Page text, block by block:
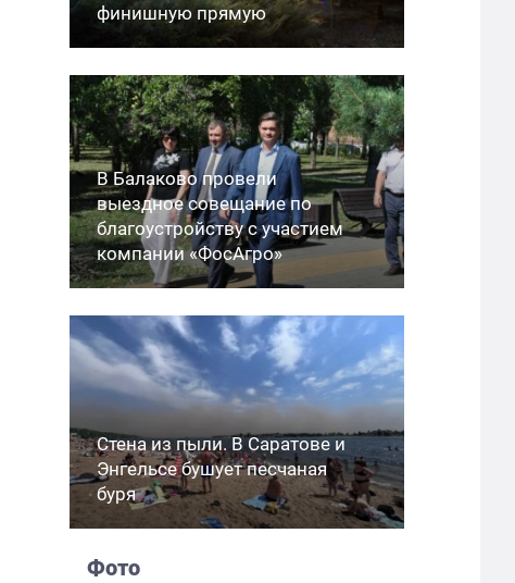
финишную прямую
В Балаково провели
выездное совещание по
благоустройству с участием
компании «ФосАгро»
Стена из пыли. В Саратове и
Энгельсе бушует песчаная
буря
Фото